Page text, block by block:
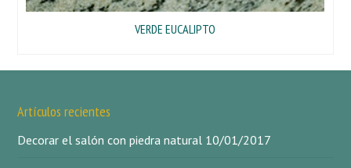
VERDE EUCALIPTO
Artículos recientes
Decorar el salón con piedra natural 10/01/2017